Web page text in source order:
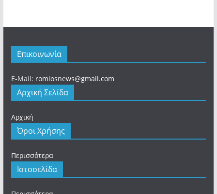
Επικοινωνία
E-Mail: romiosnews@gmail.com
Αρχική Σελίδα
Αρχική
Όροι Χρήσης
Περισσότερα
Ιστοσελίδα